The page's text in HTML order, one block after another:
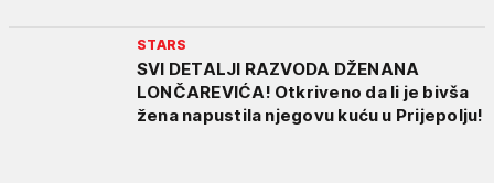
STARS
SVI DETALJI RAZVODA DŽENANA
LONČAREVIĆA! Otkriveno da li je bivša
žena napustila njegovu kuću u Prijepolju!